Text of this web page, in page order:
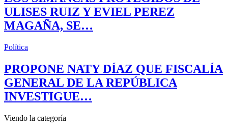
ULISES RUIZ Y EVIEL PEREZ
MAGAÑA, SE…
Política
PROPONE NATY DÍAZ QUE FISCALÍA
GENERAL DE LA REPÚBLICA
INVESTIGUE…
Viendo la categoría